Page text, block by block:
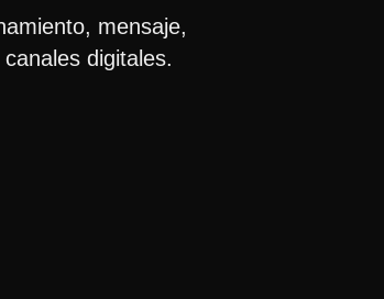
mensaje,
digitales.